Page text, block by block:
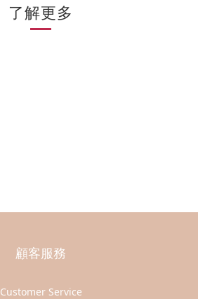
了解更多
顧客服務
Customer Service